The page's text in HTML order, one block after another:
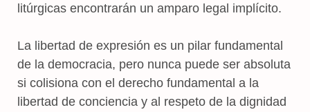
litúrgicas encontrarán un amparo legal implícito.
La libertad de expresión es un pilar fundamental
de la democracia, pero nunca puede ser absoluta
si colisiona con el derecho fundamental a la
libertad de conciencia y al respeto de la dignidad